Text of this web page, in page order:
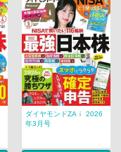
ダイヤモンドZAｉ 2026
年3月号